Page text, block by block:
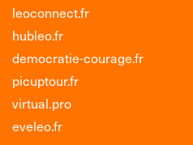
leoconnect.fr
hubleo.fr
democratie-courage.fr
picuptour.fr
virtual.pro
eveleo.fr